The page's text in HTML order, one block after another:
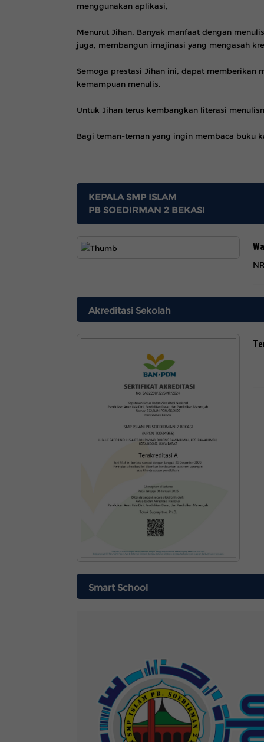
menggunakan aplikasi,
Menurut Jihan, Banyak manfaat dengan
juga, membangun imajinasi yang mengasah
Semoga prestasi Jihan ini, dapat memberikan
kemampuan menulis.
Untuk Jihan terus kembangkan literasi
Bagi teman-teman yang ingin membaca buku
KEPALA SMP ISLAM
PB SOEDIRMAN 2 BEKASI
Akreditasi Sekolah
Smart School